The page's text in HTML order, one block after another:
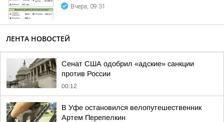
Вчера, 09:31
ЛЕНТА НОВОСТЕЙ
Сенат США одобрил «адские» санкции
против России
00:12
В Уфе остановился велопутешественник
Артем Перепелкин